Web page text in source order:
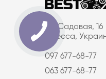
ул. Садовая, 16
Одесса,
097 677-68-77
063 677-68-77